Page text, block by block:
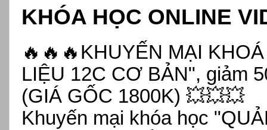
KHÓA HỌC ONLINE
🔥🔥🔥KHUYẾN MẠI
LIỆU 12C CƠ BẢN", giảm
(GIÁ GỐC 1800K) 💥💥💥
Khuyến mại khóa học